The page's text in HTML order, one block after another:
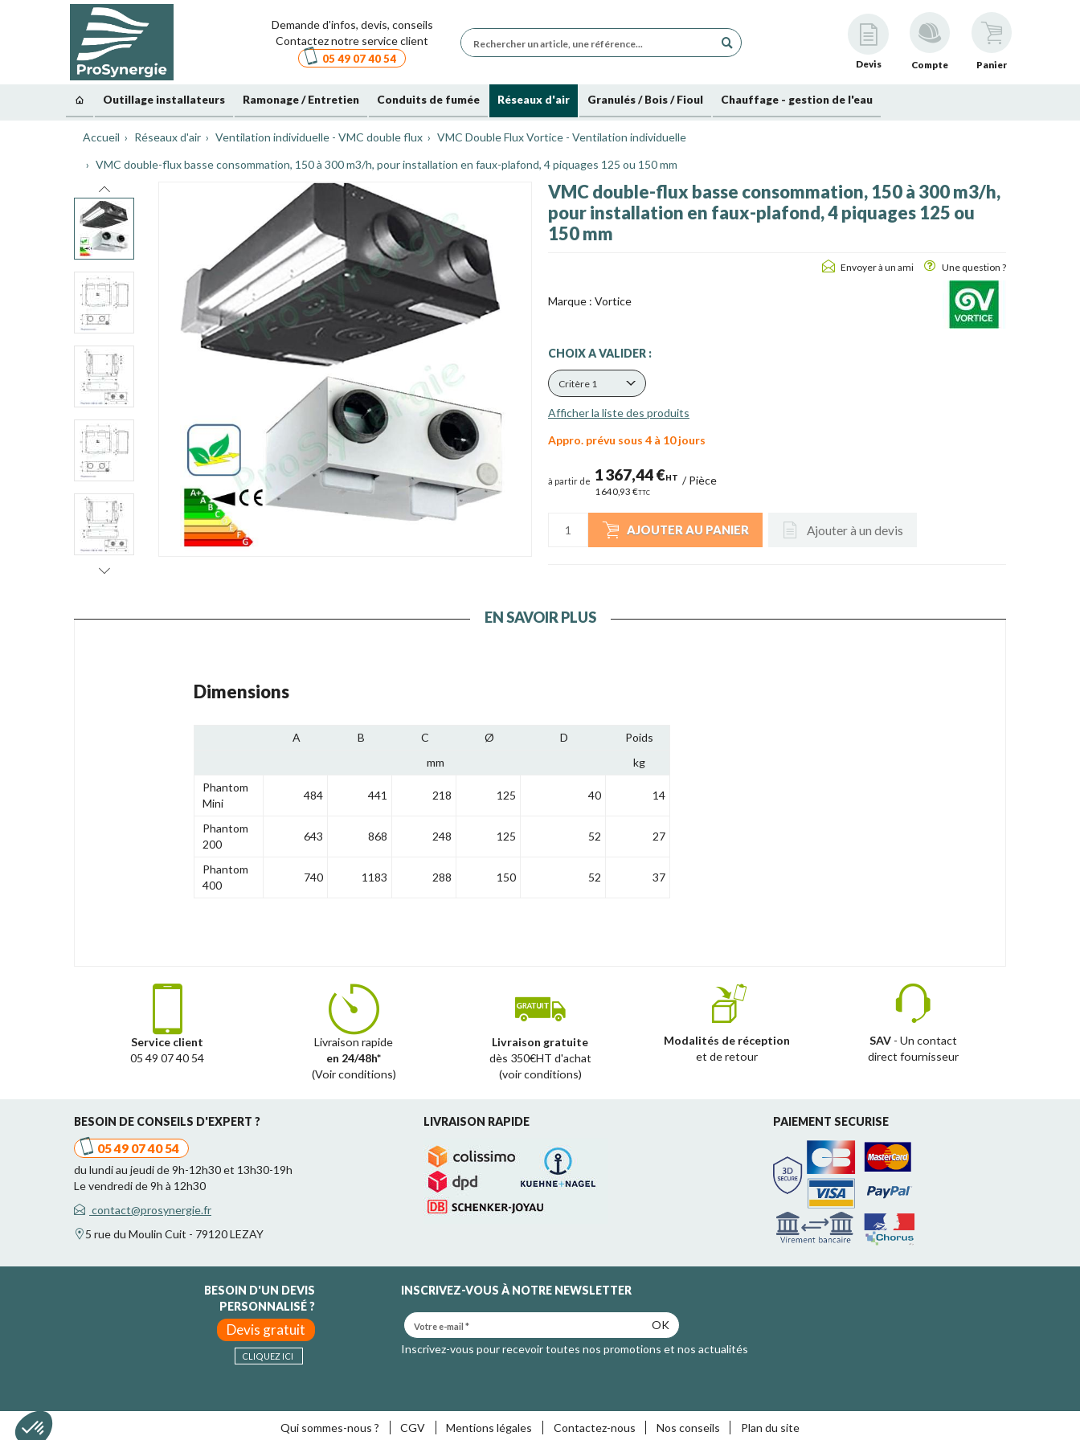
Demande d'infos, devis, conseils
Contactez notre service client
05 49 07 40 54 Devis Compte Panier
Outillage installateurs Ramonage / Entretien Conduits de fumée Réseaux d'air Granulés / Bois / Fioul Chauffage - gestion de l'eau
Accueil Réseaux d'air Ventilation individuelle - VMC double flux
VMC Double Flux Vortice - Ventilation individuelle
VMC double-flux basse consommation, 150 à 300 m3/h, pour installation en faux-plafond, 4 piquages 125 ou 150 mm
VMC double-flux basse consommation, 150 à 300 m3/h,
pour installation en faux-plafond, 4 piquages 125 ou
150 mm
Envoyer à un ami Une question ?
Marque : Vortice
CHOIX A VALIDER :
Critère 1
Afficher la liste des produits
Appro. prévu sous 4 à 10 jours
à partir de 1 367,44 €HT
1 640,93 €TTC
/Pièce
AJOUTER AU PANIER Ajouter à un devis
EN SAVOIR PLUS
Dimensions
A B C Ø D
Poids
mm
kg
Phantom
Mini
484 441 218 125 40 14
Phantom
200
643 868 248 125 52 27
Phantom
400
740 1183 288 150 52 37
Service client
05 49 07 40 54
Livraison rapide
en 24/48h*
(Voir conditions)
Livraison gratuite
dès 350€HT d'achat
(voir conditions)
Modalités de réception
et de retour
SAV- Un contact
direct fournisseur
BESOIN DE CONSEILS D'EXPERT ?
05 49 07 40 54
du lundi au jeudi de 9h-12h30 et 13h30-19h
Le vendredi de 9h à 12h30
contact@prosynergie.fr
5 rue du Moulin Cuit - 79120 LEZAY
LIVRAISON RAPIDE PAIEMENT SECURISE
BESOIN D'UN DEVIS
PERSONNALISÉ ?
Devis gratuit
CLIQUEZ ICI
INSCRIVEZ-VOUS À NOTRE NEWSLETTER
OK
Inscrivez-vous pour recevoir toutes nos promotions et nos actualités
Qui sommes-nous ? CGV Mentions légales Contactez-nous Nos conseils Plan du site